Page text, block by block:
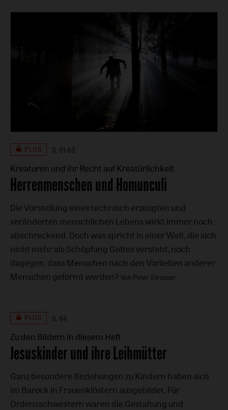
PLUS S. 61-63
Kreaturen und ihr Recht auf Kreatürlichkeit
:
Herrenmenschen und Homunculi
Die Vorstellung eines technisch erzeugten und
veränderten menschlichen Lebens wirkt immer noch
abschreckend. Doch was spricht in einer Welt, die sich
nicht mehr als Schöpfung Gottes versteht, noch
dagegen, dass Menschen nach den Vorlieben anderer
Menschen geformt werden? Von Peter Strasser
PLUS S. 64
Zu den Bildern in diesem Heft
:
Jesuskinder und ihre Leihmütter
Ganz besondere Beziehungen zu Kindern haben sich
im Barock in Frauenklöstern ausgebildet. Für
Ordensschwestern waren die Gestaltung und